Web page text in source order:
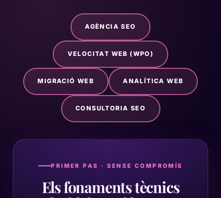
AGÈNCIA SEO
VELOCITAT WEB (WPO)
MIGRACIÓ WEB ANALÍTICA WEB
CONSULTORIA SEO
PRIMER PAS · SENSE COMPROMÍS
Els fonaments tècnics